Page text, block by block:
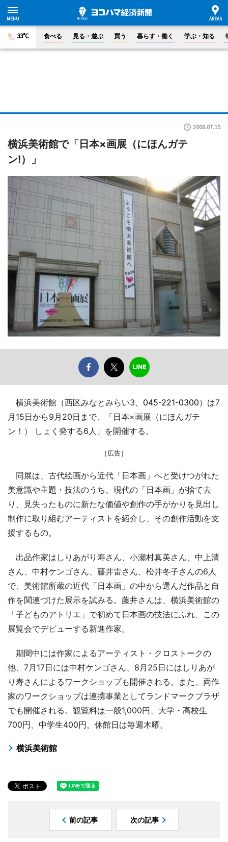
33°C 食べる 見る・遊ぶ 買う 暮らす・働く 学ぶ・知る
2006.07.15
横浜美術館で「日本×画展（にほんガテ
ン!）」
横浜美術館（西区みなとみらい3、 045-221-0300）は7
月15日から9月20日まで、「日本×画展（にほんガテ
ン！） しょく発する6人」を開催する。
［広告］
同展は、古代絵画から近代「日本画」へと受けつがれた
美意識や主題・技法のうち、現代の「日本画」が捨て去
り、見失ったものに新たな価値や創作の手がかりを見出し
制作に取り組むアーティストを紹介し、その創作活動を支
援するもの。
出品作家はしりあがり寿さん、小瀬村真美さん、中上清
さん、中村ケンゴさん、藤井雷さん、松井冬子さんの6人
で、美術館所蔵の近代「日本画」の中から選んだ作品と自
作を関連づけた展示を試みる。藤井さんは、横浜美術館の
「子どものアトリエ」で初めて日本画の技法にふれ、この
展覧会でデビューする新進作家。
期間中には作家によるアーティスト・クロストークの
他、7月17日には中村ケンゴさん、8月25日にはしりあが
り寿さんによるワークショップも開催される。また、両作
家のワークショップは連携事業としてランドマークプラザ
でも開催される。観覧料は一般1,000円、大学・高校生
700円、中学生400円。休館日は毎週木曜。
横浜美術館
前の記事 次の記事